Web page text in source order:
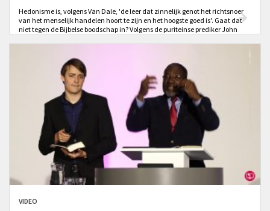
Hedonisme is, volgens Van Dale, 'de leer dat zinnelijk genot het richtsnoer
van het menselijk handelen hoort te zijn en het hoogste goed is'. Gaat dat
niet tegen de Bijbelse boodschap in? Volgens de puriteinse prediker John
VIDEO